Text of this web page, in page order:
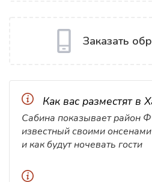
Заказать
Как вас разместят в
Сабина показывает район
известный своими
и как будут ночевать гости